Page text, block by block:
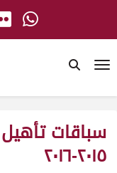
سباقات
٢٠١٥-٢٠١٦